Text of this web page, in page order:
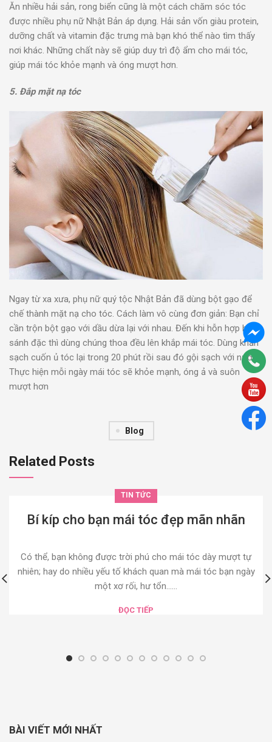
Ăn nhiều hải sản, rong biển cũng là một cách chăm sóc tóc
được nhiều phụ nữ Nhật Bản áp dụng. Hải sản vốn giàu protein,
dưỡng chất và vitamin đặc trưng mà bạn khó thể nào tìm thấy
nơi khác. Những chất này sẽ giúp duy trì độ ẩm cho mái tóc,
giúp mái tóc khỏe mạnh và óng mượt hơn.
5. Đắp mặt nạ tóc
Ngay từ xa xưa, phụ nữ quý tộc Nhật Bản đã dùng bột gạo để
chế thành mặt nạ cho tóc. Cách làm vô cùng đơn giản: Bạn chỉ
cần trộn bột gạo với dầu dừa lại với nhau. Đến khi hỗn hợp hơi
sánh đặc thì dùng chúng thoa đều lên khắp mái tóc. Dùng khăn
sạch cuốn ủ tóc lại trong 20 phút rồi sau đó gội sạch với nước.
Thực hiện mỗi ngày mái tóc sẽ khỏe mạnh, óng ả và suôn
mượt hơn
Blog
Related Posts
TIN TỨC
Bí kíp cho bạn mái tóc đẹp mãn nhãn
Có thể, bạn không được trời phú cho mái tóc dày mượt tự
nhiên; hay do nhiều yếu tố khách quan mà mái tóc bạn ngày
một xơ rối, hư tổn......
ĐỌC TIẾP
BÀI VIẾT MỚI NHẤT